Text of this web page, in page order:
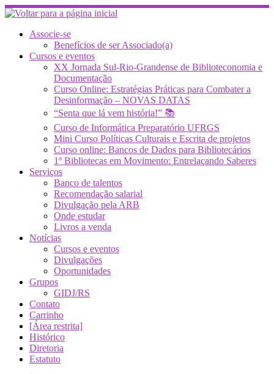
Skip
to
contentAssocie-se
Benefícios de ser Associado(a)
Cursos e eventos
XX Jornada Sul-Rio-Grandense de Biblioteconomia e
Documentação
Curso Online: Estratégias Práticas para Combater a
Desinformação – NOVAS DATAS
“Senta que lá vem história!” 📚
Curso de Informática Preparatório UFRGS
Mini Curso Políticas Culturais e Escrita de projetos
Curso online: Bancos de Dados para Bibliotecários
1º Bibliotecas em Movimento: Entrelaçando Saberes
Serviços
Banco de talentos
Recomendação salarial
Divulgação pela ARB
Onde estudar
Livros a venda
Notícias
Cursos e eventos
Divulgações
Oportunidades
Grupos
GIDJ/RS
Contato
Carrinho
[Área restrita]
Histórico
Diretoria
Estatuto